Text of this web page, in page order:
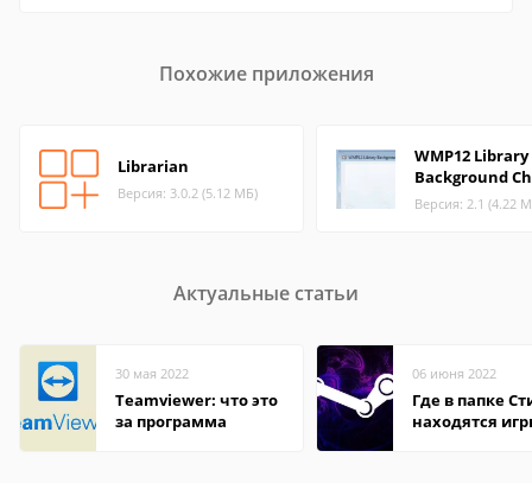
Похожие приложения
Librarian
Версия: 3.0.2 (5.12 МБ)
WMP12 Library
Background
Версия: 2.1 (4.22
Актуальные статьи
30 мая 2022
Teamviewer: что это
за программа
06 июня 2022
Где в папке
находятся